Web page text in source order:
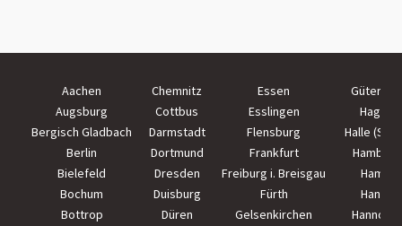
Aachen Chemnitz Essen
Augsburg
Cottbus Esslingen
Hagen
Bergisch Gladbach
Darmstadt Flensburg
Halle
Berlin
Dortmund Frankfurt
Hamburg
Bielefeld
Dresden Freiburg i. Breisgau
Hamm
Bochum
Duisburg Fürth
Hanau
Bottrop
Düren Gelsenkirchen
Hannover